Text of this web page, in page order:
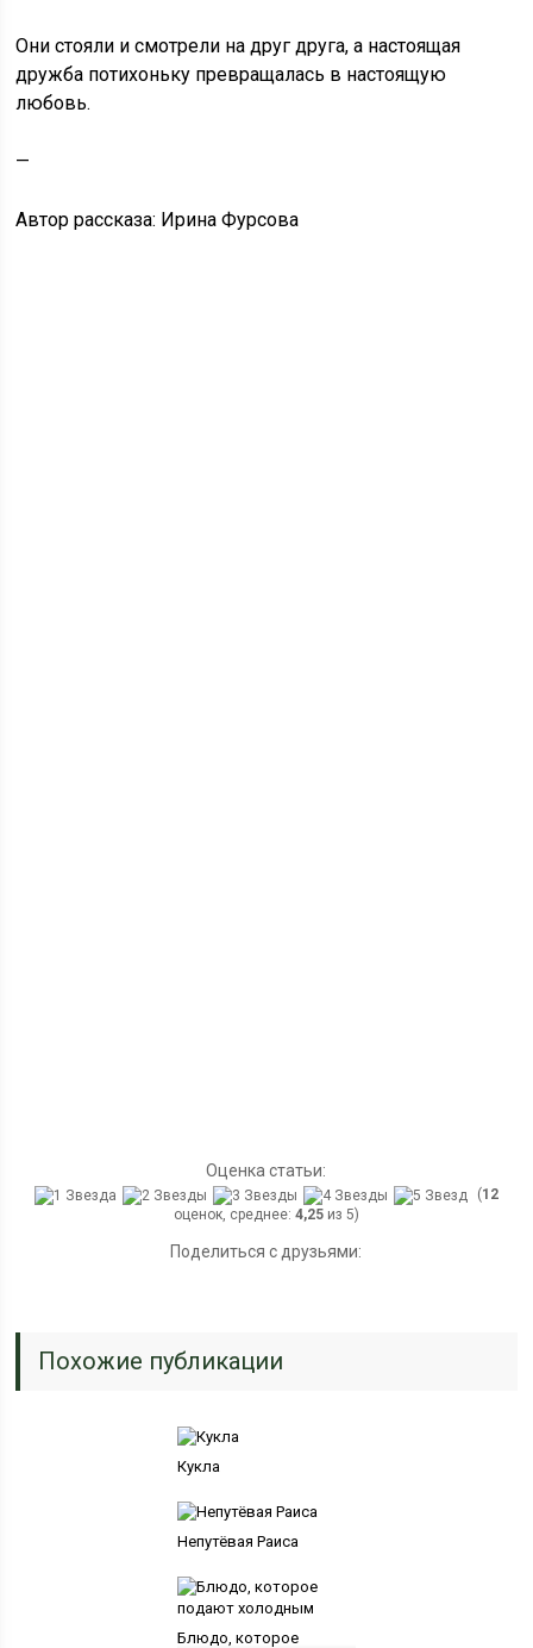
Они стояли и смотрели на друг друга, а настоящая
дружба потихоньку превращалась в настоящую
любовь.
—
Автор рассказа: Ирина Фурсова
Оценка статьи:
(12
оценок, среднее: 4,25из 5)
Поделиться с друзьями:
Похожие публикации
Кукла
Непутёвая Раиса
Блюдо, которое